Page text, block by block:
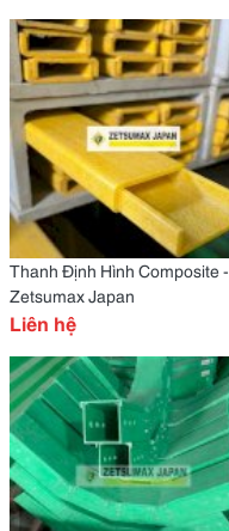
Thanh Định Hình Composite -
Zetsumax Japan
Liên hệ